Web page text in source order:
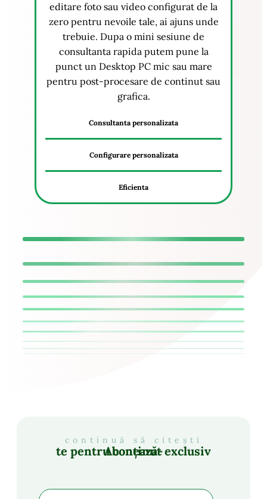
editare foto sau video configurat de la
zero pentru nevoile tale, ai ajuns unde
trebuie. Dupa o mini sesiune de
consultanta rapida putem pune la
punct un Desktop PC mic sau mare
pentru post-procesare de continut sau
grafica.
Consultanta personalizata
Configurare personalizata
Eficienta
continuă să citești
Abonează-te pentru conținut exclusiv